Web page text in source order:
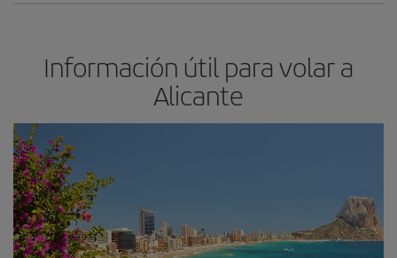
Información útil para volar a
Alicante